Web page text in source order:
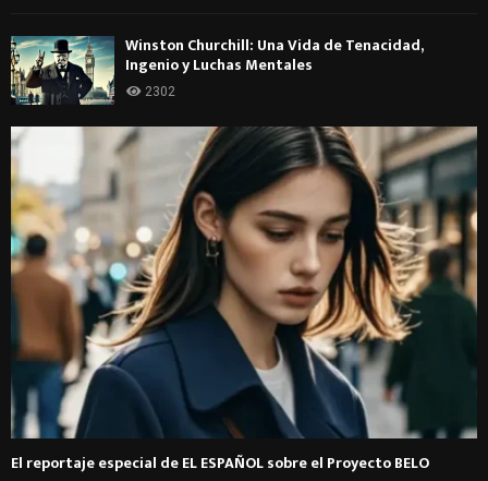
Winston Churchill: Una Vida de Tenacidad,
Ingenio y Luchas Mentales
2302
El reportaje especial de EL ESPAÑOL sobre el Proyecto BELO